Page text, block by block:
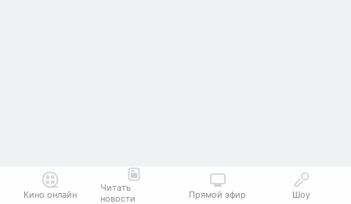
Кино онлайн
Читать
новости
Прямой эфир Шоу